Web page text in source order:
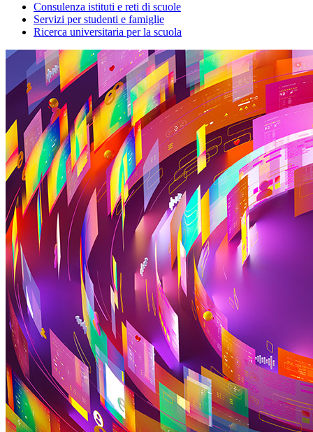
Consulenza istituti e reti di scuole
Servizi per studenti e famiglie
Ricerca universitaria per la scuola